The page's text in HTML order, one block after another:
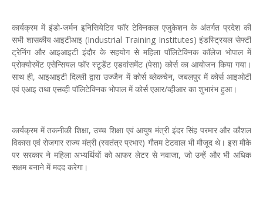
कार्यक्रम में इंडो-जर्मन इनिसियेटिव फॉर टेक्निकल एजुकेशन के अंतर्गत प्रदेश की
सभी शासकीय आइटीआइ (Industrial Training Institutes) इंडस्ट्रियल सेफ्टी
ट्रेनिंग और आइआइटी इंदौर के सहयोग से महिला पॉलिटेक्निक कॉलेज भोपाल में
प्रोक्योरमेंट एसेन्सियल फॉर स्टूडेंट एडवांसमेंट (पेसा) कोर्स का आयोजन किया गया।
साथ ही, आइआइटी दिल्ली द्वारा उज्जैन में कोर्स ब्लेकचेन, जबलपुर में कोर्स आइओटी
एवं एआइ तथा एसव्ही पॉलिटेक्निक भोपाल में कोर्स एआर/व्हीआर का शुभारंभ हुआ।
कार्यक्रम में तकनीकी शिक्षा, उच्च शिक्षा एवं आयुष मंत्री इंदर सिंह परमार और कौशल
विकास एवं रोजगार राज्य मंत्री (स्वतंत्र प्रभार) गौतम टेटवाल भी मौजूद थे। इस मौके
पर सरकार ने महिला अभ्यर्थियों को आफर लेटर से नवाजा, जो उन्हें और भी अधिक
सक्षम बनाने में मदद करेगा।